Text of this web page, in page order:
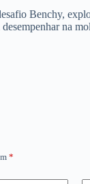
Benchy,
na
*